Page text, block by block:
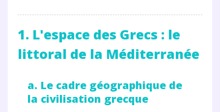
1. L'espace des Grecs : le
littoral de la Méditerranée
a. Le cadre géographique de
la civilisation grecque